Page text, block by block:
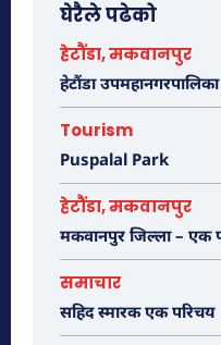
भुटनदेवी
हेटौंडा
कुष्माण्ड
हेटौंडा
घेरैले पढेको
हेटौंडा, मकवानपुर
हेटौंडा
Tourism
Puspalal Park
हेटौंडा, मकवानपुर
मकवानपुर जिल्ला – एक
समाचार
सहिद स्मारक एक परिचय